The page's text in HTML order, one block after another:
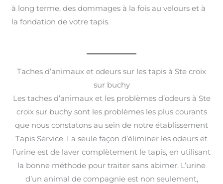
à long terme, des dommages à la fois au velours et à
la fondation de votre tapis.
Taches d’animaux et odeurs sur les tapis à Ste croix
sur buchy
Les taches d’animaux et les problèmes d’odeurs à Ste
croix sur buchy sont les problèmes les plus courants
que nous constatons au sein de notre établissement
Tapis Service. La seule façon d’éliminer les odeurs et
l’urine est de laver complètement le tapis, en utilisant
la bonne méthode pour traiter sans abimer. L’urine
d’un animal de compagnie est non seulement,